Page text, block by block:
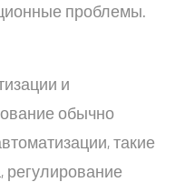
проблемы.
и
обычно
такие
регулирование